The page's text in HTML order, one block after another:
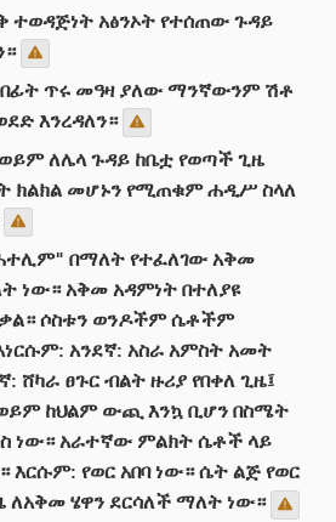
ተወዳጅነት አፅንኦት የተሰጠው ጉዳይ
ጥሩ መዓዛ ያለው ማንኛውንም ሽቶ
እንረዳለን።
ለሌላ ጉዳይ ከቤቷ የወጣች ጊዜ
ክልክል መሆኑን የሚጠቁም ሐዲሥ ስላለ
በማለት የተፈለገው አቅመ
ነው። አቅመ አዳምነት በተለያዩ
ሶስቱን ወንዶችም ሴቶችም
አንደኛ: አስራ አምስት አመት
ፀጉር ብልት ዙሪያ የበቀለ ጊዜ፤
ከህልም ውጪ እንኳ ቢሆን በስሜት
ነው። አራተኛው ምልክት ሴቶች ላይ
እርሱም: የወር አበባ ነው። ሴት ልጅ የወር
ለአቅመ ሄዋን ደርሳለች ማለት ነው።